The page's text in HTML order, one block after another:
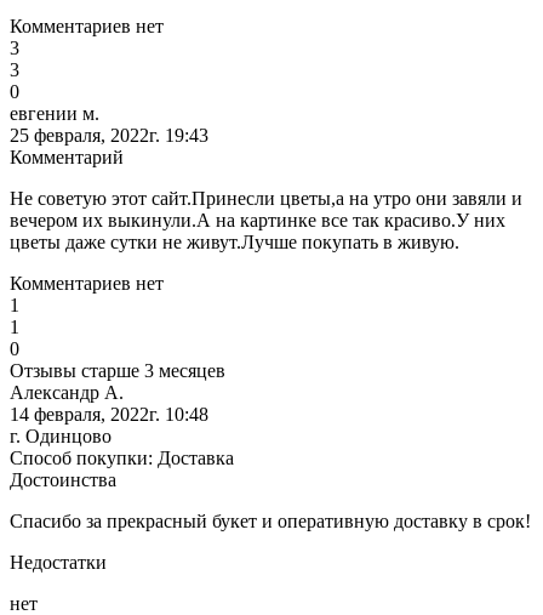
Комментариев нет
3
3
0
евгении м.
25 февраля, 2022г. 19:43
Комментарий
Не советую этот сайт.Принесли цветы,а на утро они завяли и
вечером их выкинули.А на картинке все так красиво.У них
цветы даже сутки не живут.Лучше покупать в живую.
Комментариев нет
1
1
0
Отзывы старше 3 месяцев
Александр А.
14 февраля, 2022г. 10:48
г. Одинцово
Способ покупки: Доставка
Достоинства
Спасибо за прекрасный букет и оперативную доставку в срок!
Недостатки
нет